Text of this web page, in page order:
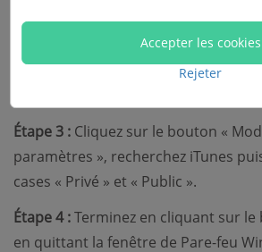
Étape 3 : Cliquez sur le bouton «
paramètres », recherchez iTunes
cases « Privé » et « Public ».
Étape 4 :Terminez en cliquant sur le
en quittant la fenêtre de Pare-feu
Accepter les cookies
Rejeter